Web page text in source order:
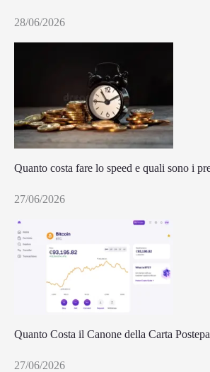
28/06/2026
Quanto costa fare lo speed e quali sono i
27/06/2026
Quanto Costa il Canone della Carta
27/06/2026